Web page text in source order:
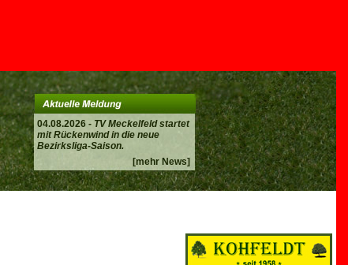
04.08.2026 - TV Meckelfeld startet
mit Rückenwind in die neue
Bezirksliga-Saison.
[mehr News]